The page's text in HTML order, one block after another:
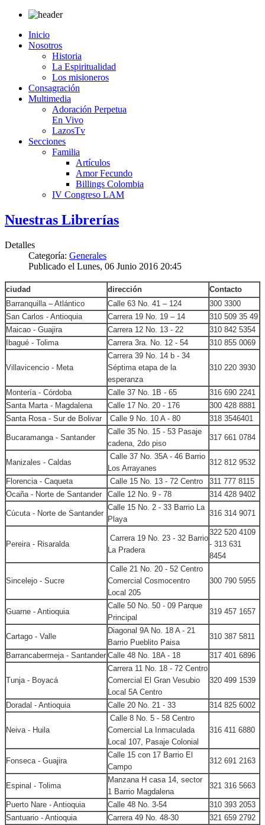
Inicio
Nosotros
Historia
La Espiritualidad
Los misioneros
Consagración
Multimedia
Adoración Perpetua
En Vivo
LazosTv
Secciones
Familia
Artículos
Amor Fecundo
Billings Colombia
IV Congreso LAM
Nuestras Librerías
Detalles
Categoría: Generales
Publicado el Lunes, 06 Junio 2016 20:45
ciudad dirección
Contacto
Barranquilla – Atlántico
Calle 63 No. 41 – 124
300 3300
San Carlos - Antioquia
Carrera 19 No. 19 – 14
310 509 35 49
Maicao - Guajira
Carrera 12 No. 13 - 22
310 842 5354
Ibagué - Tolima
Carrera 3ra. No. 12 - 54 310 855 0069
Villavicencio - Meta
Carrera 39 No. 14 b - 34
Séptima etapa de la
esperanza
310 220 3930
Montería - Córdoba Calle 37 No. 1B - 65
316 690 2241
Santa Marta - Magdalena
Calle 17 No. 20 - 176
300 428 8881
Santa Rosa - Sur de Bolivar
Calle 9 No. 10 A - 80 318 3546401
Bucaramanga - Santander
Calle 35 No. 15 - 53 Pasaje
cadena, 2do piso
317 661 0784
Manizales - Caldas
Calle 37 No. 35A - 46 Barrio
Los Arrayanes
312 812 9532
Florencia - Caqueta Calle 15 No. 13 - 72 Centro
311 777 8115
Ocaña - Norte de Santander
Calle 12 No. 9 - 78 314 428 9402
Cúcuta - Norte de Santander
Calle 15 No. 2 - 33 Barrio La
Playa
316 314 9071
Pereira - Risaralda
Carrera 19 No. 23 - 32 Barrio
La Pradera
322 520 4109
- 313 631
8454
Sincelejo - Sucre
Calle 21 No. 20 - 52 Centro
Comercial Cosmocentro
Local 205
300 790 5955
Guarne - Antioquia
Calle 50 No. 50 - 09 Parque
Principal
319 457 1657
Cartago - Valle
Diagonal 9A No. 18 A - 21
Barrio Pueblito Paisa
310 387 5811
Barrancabermeja - Santander Calle 48 No. 18A - 18 317 401 6896
Tunja - Boyacá
Carrera 11 No. 18 - 72 Centro
Comercial El Gran Vesubio
Local 5A Centro
320 499 1539
Doradal - Antioquia Calle 20 No. 21 - 33 314 825 6002
Neiva - Huila
Calle 8 No. 5 - 58 Centro
Comercial La Inmaculada
Local 107, Pasaje Colonial
316 411 6880
Fonseca - Guajira
Calle 15 con 17 Barrio El
Campo
312 691 2163
Espinal - Tolima
Manzana H casa 14, sector
1 Barrio Magdalena
321 316 5663
Puerto Nare - Antioquia Calle 48 No. 3-54
310 393 2053
Santuario - Antioquia
Carrera 49 No. 48-30
321 659 2792